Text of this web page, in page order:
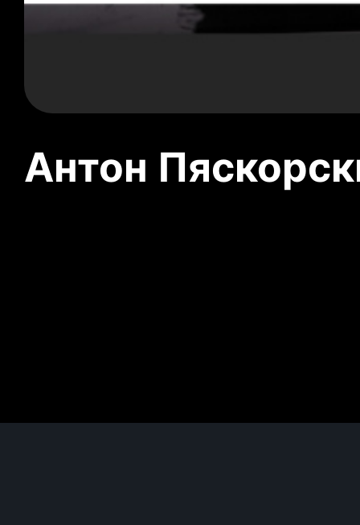
Антон